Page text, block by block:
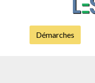
Démarches